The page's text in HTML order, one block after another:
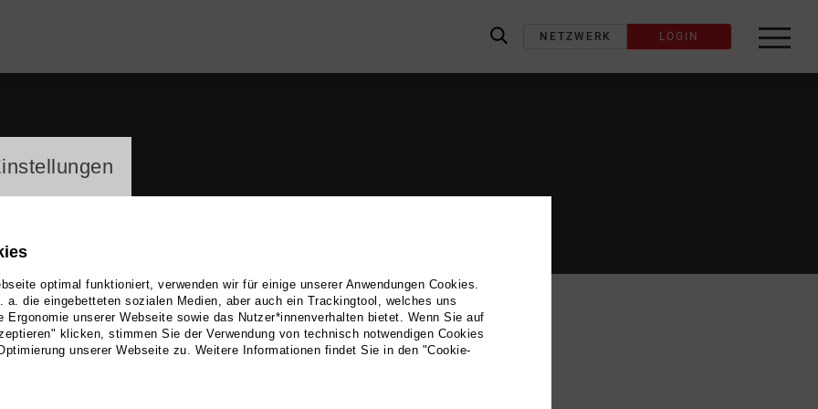
label_search
NETZWERK LOGIN
Woods
optimal funktioniert, verwenden wir für einige unserer Anwendungen Cookies.
a. die eingebetteten sozialen Medien, aber auch ein Trackingtool, welches uns
Ergonomie unserer Webseite sowie das Nutzer*innenverhalten bietet. Wenn Sie auf
klicken, stimmen Sie der Verwendung von technisch notwendigen Cookies
unserer Webseite zu. Weitere Informationen findet Sie in den "Cookie-